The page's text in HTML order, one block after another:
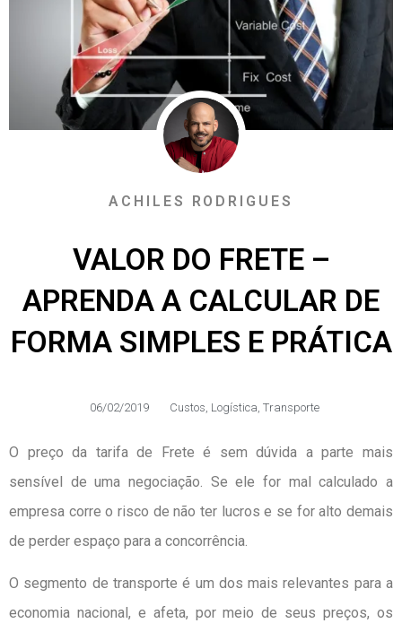
ACHILES RODRIGUES
VALOR DO FRETE –
APRENDA A CALCULAR DE
FORMA SIMPLES E PRÁTICA
06/02/2019 Custos Logística Transporte
O preço da tarifa de Frete é sem dúvida a parte mais
sensível de uma negociação. Se ele for mal calculado a
empresa corre o risco de não ter lucros e se for alto demais
de perder espaço para a concorrência.
O segmento de transporte é um dos mais relevantes para a
economia nacional, e afeta, por meio de seus preços, os